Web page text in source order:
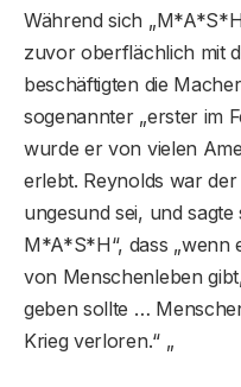
Während sich
zuvor oberflächlich mit
beschäftigten die
sogenannter „erster im
wurde er von vielen
erlebt. Reynolds war
ungesund sei, und
M*A*S*H“, dass „wenn
von Menschenleben
geben sollte …
Krieg verloren.“ „